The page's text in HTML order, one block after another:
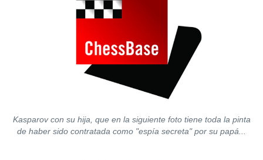
Kasparov con su hija, que en la siguiente foto tiene toda la pinta
de haber sido contratada como "espía secreta" por su papá...